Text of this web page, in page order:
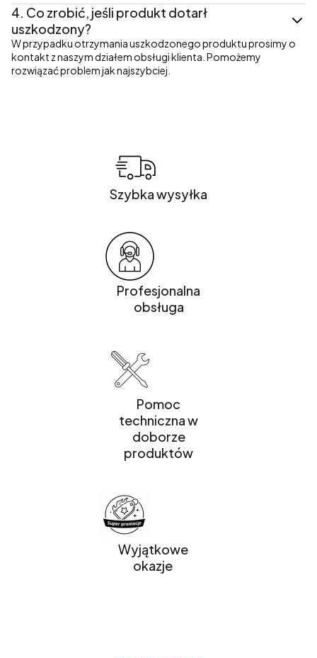
4. Co zrobić, jeśli produkt dotarł
uszkodzony?
W przypadku otrzymania uszkodzonego produktu prosimy o
kontakt z naszym działem obsługi klienta. Pomożemy
rozwiązać problem jak najszybciej.
Szybka wysyłka
Profesjonalna
obsługa
Pomoc
techniczna w
doborze
produktów
Wyjątkowe
okazje